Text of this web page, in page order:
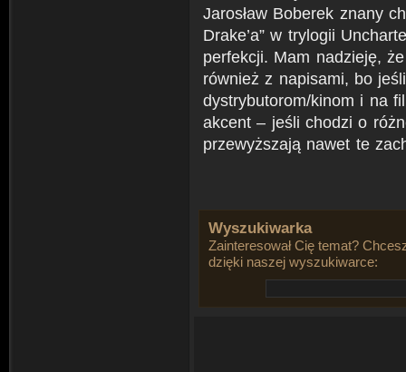
Jarosław Boberek znany
Drake’a” w trylogii
perfekcji. Mam nadzieję,
również z napisami, bo
dystrybutorom/kinom i na
akcent – jeśli chodzi o
przewyższają nawet te
Wyszukiwarka
Zainteresował Cię temat?
dzięki naszej wyszukiwarce: